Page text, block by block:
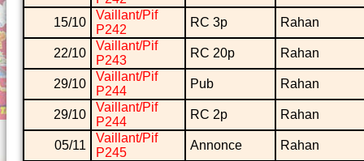
15/10
Vaillant/Pif
P242
RC 3p Rahan
22/10
Vaillant/Pif
P243
RC 20p Rahan
29/10
Vaillant/Pif
P244
Pub Rahan
29/10
Vaillant/Pif
P244
RC 2p Rahan
05/11
Vaillant/Pif
P245
Annonce Rahan